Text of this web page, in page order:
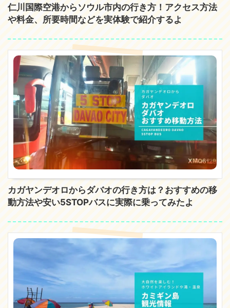
仁川国際空港からソウル市内の行き方！アクセス方法
や料金、所要時間などを実体験で紹介するよ
カガヤンデオロからダバオの行き方は？おすすめの移
動方法や安い5STOPバスに実際に乗ってみたよ